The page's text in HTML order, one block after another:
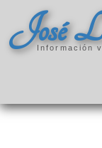
JoséInformación